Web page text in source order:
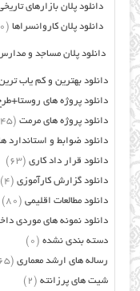
دانلود پلان بازارهای
دانلود پلان کاروانسراها (20)
دانلود پلان مساجد و
دانلود بهترین و کم یاب
دانلود پروژه های
دانلود پروژه های مرمت (45)
دانلود ضوابط و استاندارد
دانلود قرار داد کاری (63)
دانلود گزارش کارآموزی (4)
دانلود مطالعات اقلیمی (80)
دانلود نمونه های موردی
دسته بندی نشده (0)
رساله های ارشد معماری (65)
شیت های پرزانته (2)